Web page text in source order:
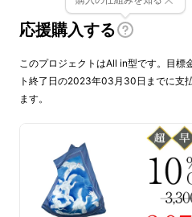
スカーフなのに、しっ
うアイデア商品のスカー
の中での使い勝手が便
光沢とエレガントな雰
応援購入する
このプロジェクトはAll in型です。目標
ト終了日の2023年03月30日までに支
ます。